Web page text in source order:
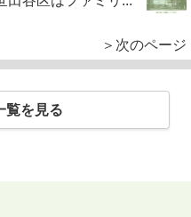
＞次のページ
覧を見る